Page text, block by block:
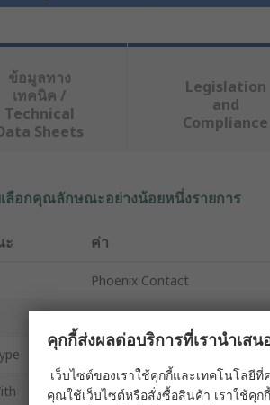
ข้อมูลทาง
เทคนิค /
Technical
Sheets
Legislation
and
Compliance
อกคุณลักษณะอย่างน้อยหนึ่งรายการ
ค่า
Phoenix Contact
Wires
คุกกี้ส่งผลต่อบริการที่เรานำเส
เว็บไซต์ของเราใช้คุกกี้และเทคโนโลยี
คุณใช้เว็บไซต์หรือสั่งซื้อสินค้า เราใช้คุ